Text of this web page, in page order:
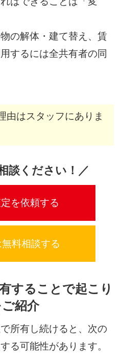
の解体・建て替え、賃
するには全共有者の同
由はスタッフにありま
談ください！／
を依頼する
無料相談する
することで起こり
紹介
所有し続けると、次の
る可能性があります。